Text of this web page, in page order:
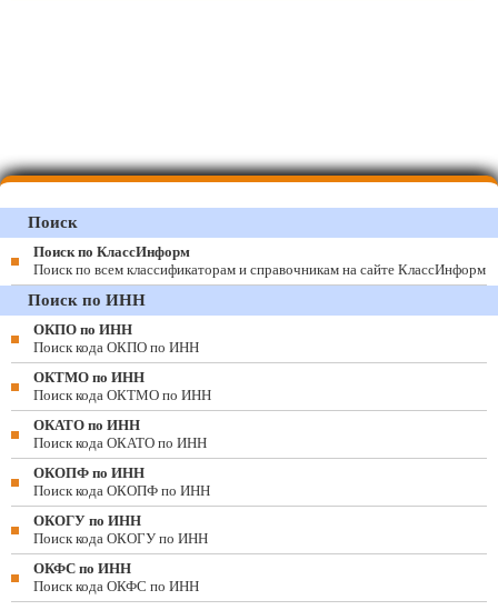
Поиск
Поиск по КлассИнформ
Поиск по всем классификаторам и справочникам на сайте КлассИнформ
Поиск по ИНН
ОКПО по ИНН
Поиск кода ОКПО по ИНН
ОКТМО по ИНН
Поиск кода ОКТМО по ИНН
ОКАТО по ИНН
Поиск кода ОКАТО по ИНН
ОКОПФ по ИНН
Поиск кода ОКОПФ по ИНН
ОКОГУ по ИНН
Поиск кода ОКОГУ по ИНН
ОКФС по ИНН
Поиск кода ОКФС по ИНН